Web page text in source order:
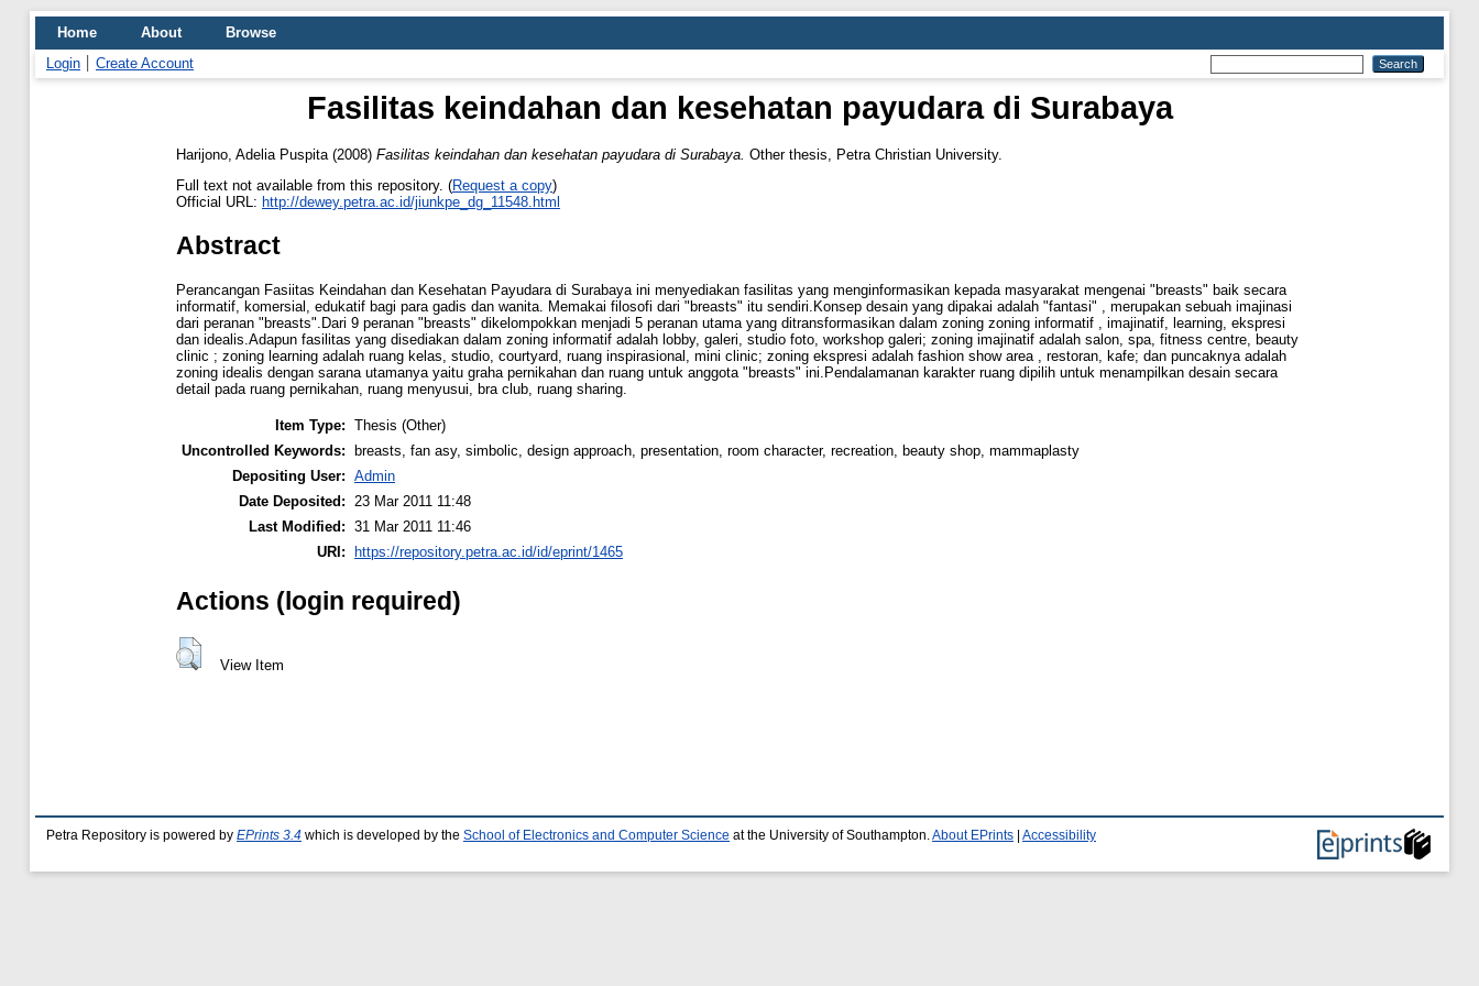
Home About
Browse
Login
Create Account
Fasilitas keindahan dan kesehatan payudara di Surabaya
Harijono, Adelia Puspita (2008) Fasilitas keindahan dan kesehatan payudara di Surabaya. Other thesis, Petra Christian University.
Full text not available from this repository. (Request a copy)
Official URL: http://dewey.petra.ac.id/jiunkpe_dg_11548.html
Abstract
Perancangan Fasiitas Keindahan dan Kesehatan Payudara di Surabaya ini menyediakan fasilitas yang menginformasikan kepada masyarakat mengenai "breasts" baik secara
informatif, komersial, edukatif bagi para gadis dan wanita. Memakai filosofi dari "breasts" itu sendiri.Konsep desain yang dipakai adalah "fantasi" , merupakan sebuah imajinasi
dari peranan "breasts".Dari 9 peranan "breasts" dikelompokkan menjadi 5 peranan utama yang ditransformasikan dalam zoning zoning informatif , imajinatif, learning, ekspresi
dan idealis.Adapun fasilitas yang disediakan dalam zoning informatif adalah lobby, galeri, studio foto, workshop galeri; zoning imajinatif adalah salon, spa, fitness centre, beauty
clinic ; zoning learning adalah ruang kelas, studio, courtyard, ruang inspirasional, mini clinic; zoning ekspresi adalah fashion show area , restoran, kafe; dan puncaknya adalah
zoning idealis dengan sarana utamanya yaitu graha pernikahan dan ruang untuk anggota "breasts" ini.Pendalamanan karakter ruang dipilih untuk menampilkan desain secara
detail pada ruang pernikahan, ruang menyusui, bra club, ruang sharing.
Item Type: Thesis (Other)
Uncontrolled Keywords: breasts, fan asy, simbolic, design approach, presentation, room character, recreation, beauty shop, mammaplasty
Depositing User: Admin
Date Deposited:
23 Mar 2011 11:48
Last Modified: 31 Mar 2011 11:46
URI: https://repository.petra.ac.id/id/eprint/1465
Actions (login required)
View Item
Petra Repository is powered by EPrints 3.4 which is developed by the School of Electronics and Computer Science at the University of Southampton. About EPrints Accessibility